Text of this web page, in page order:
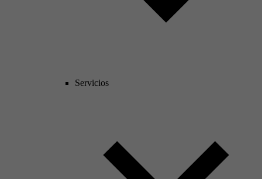
Servicios